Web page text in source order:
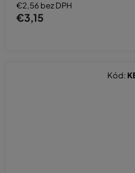
€2,56 bez DPH
€3,15
Kód: